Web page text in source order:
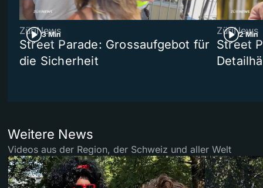
3 Min
ZüriNews
Street Parade: Grossaufgebot für
die Sicherheit
2 Min
ZüriNews
Street
Weitere News
Videos aus der Region, der Schweiz und aller Welt